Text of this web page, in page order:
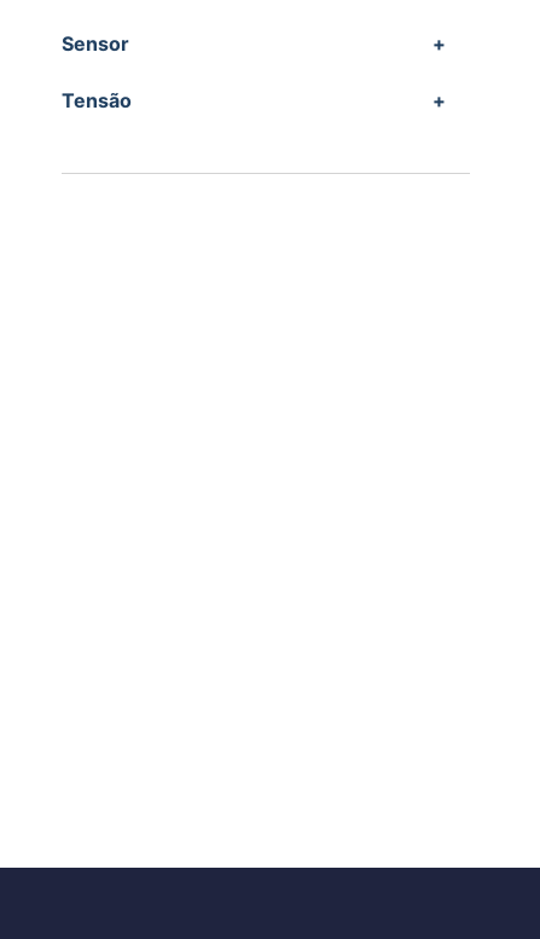
Sensor +
Tensão +